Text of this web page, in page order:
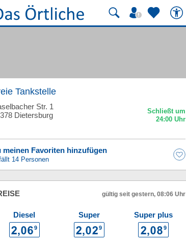
Tankstelle
Str. 1
Dietersburg
meinen Favoriten hinzufügen
14 Personen
gültig seit gestern, 08:06 Uhr
Diesel Super Super plus